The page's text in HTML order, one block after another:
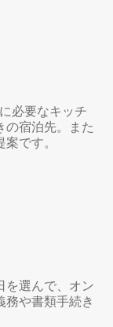
必要なキッチ
の宿泊先。また
です。
を選んで、オン
務や書類手続き